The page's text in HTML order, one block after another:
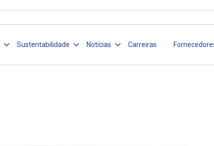
Sustentabilidade Notícias Carreiras